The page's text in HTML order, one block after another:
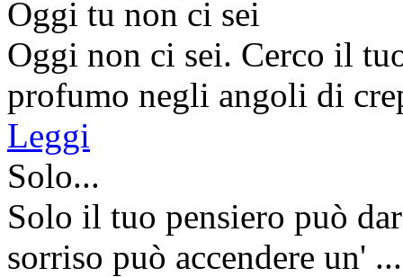
Oggi tu non ci sei
Oggi non ci sei. Cerco il
profumo negli angoli di
Leggi
Solo...
Solo il tuo pensiero può
sorriso può accendere un' ...